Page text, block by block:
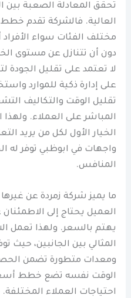
تحقق المعادلة الصعبة بين
العالية. فالشركة تقدم
مختلف الفئات سواء
دون أن تتنازل عن مستوى
لا تعتمد على تقليل الجودة
على إدارة ذكية للموارد
تقليل الوقت والتكاليف
المباشر على العملاء.
الخيار الأول لكل من يريد
واجهات في ابوظبي توفر له
المنافس.
ما يميز شركة زمردة عن
العميل يحتاج إلى
يهتم بالسعر. ولهذا تعمل
المثالي بين الجانبين، حيث
ومعدات متطورة تضمن
الوقت نفسه تضع خطط
احتياجات العملاء